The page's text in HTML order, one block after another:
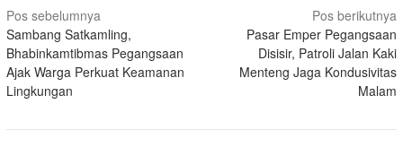
Navigasi
pos
Pos sebelumnya
Sambang Satkamling,
Bhabinkamtibmas Pegangsaan
Ajak Warga Perkuat Keamanan
Lingkungan
Pos berikutnya
Pasar Emper Pegangsaan
Disisir, Patroli Jalan Kaki
Menteng Jaga Kondusivitas
Malam